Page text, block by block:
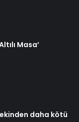
Masa’
daha kötü